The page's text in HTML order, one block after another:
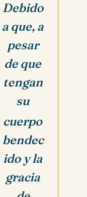
Debido
a que, a
pesar
de que
tengan
su
cuerpo
bendec
ido y la
gracia